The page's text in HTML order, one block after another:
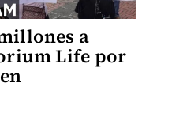
a
Life por